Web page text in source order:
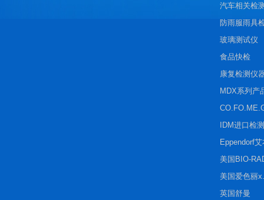
汽车相关检
防雨服雨具
玻璃测试仪
食品快检
康复检测仪
MDX系列产
IDM进口检
Eppendorf
美国BIO-
美国爱色丽
英国舒曼